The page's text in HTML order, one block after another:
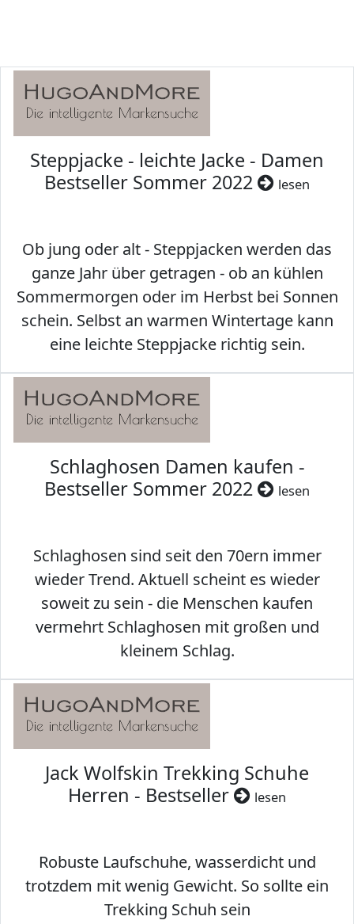
Steppjacke - leichte Jacke - Damen
Bestseller Sommer 2022
lesen
Ob jung oder alt - Steppjacken werden das
ganze Jahr über getragen - ob an kühlen
Sommermorgen oder im Herbst bei Sonnen
schein. Selbst an warmen Wintertage kann
eine leichte Steppjacke richtig sein.
Schlaghosen Damen kaufen -
Bestseller Sommer 2022
lesen
Schlaghosen sind seit den 70ern immer
wieder Trend. Aktuell scheint es wieder
soweit zu sein - die Menschen kaufen
vermehrt Schlaghosen mit großen und
kleinem Schlag.
Jack Wolfskin Trekking Schuhe
Herren - Bestseller
lesen
Robuste Laufschuhe, wasserdicht und
trotzdem mit wenig Gewicht. So sollte ein
Trekking Schuh sein